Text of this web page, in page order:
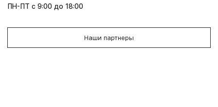
ПН-ПТ с 9:00 до 18:00
Наши партнеры